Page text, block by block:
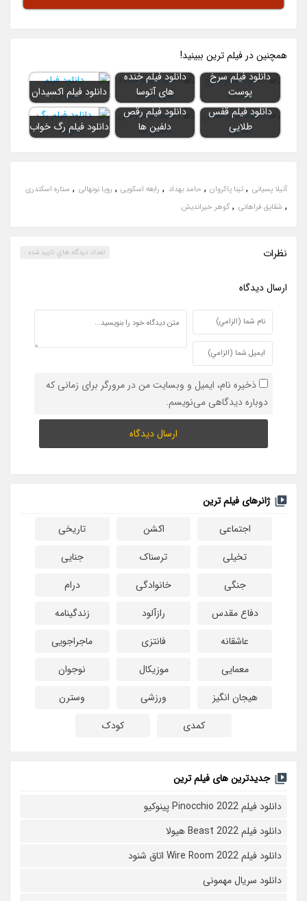
همچنين در فيلم ترين ببينيد!
دانلود فیلم سرخ
پوست
دانلود فیلم خنده
های آتوسا
دانلود فیلم اکسیدان
دانلود فیلم قفس
طلایی
دانلود فیلم رقص
دلفین ها
دانلود فیلم رگ خواب
آتیلا پسیانی , تینا پاکروان ,حامد بهداد , رابعه اسکویی , رویا نونهالی , ستاره اسکندری
, شقایق فراهانی , گوهر خیراندیش
نظرات تعداد ديدگاه هاي تاييد شده :
ارسال ديدگاه
ذخیره نام، ایمیل و وبسایت من در مرورگر برای زمانی که
دوباره دیدگاهی می‌نویسم.
ژانرهای فیلم ترین
اجتماعی
اکشن
تاریخی
تخیلی
ترسناک
جنایی
جنگی
خانوادگی
درام
دفاع مقدس
رازآلود
زندگینامه
عاشقانه
فانتزی
ماجراجویی
معمایی
موزیکال
نوجوان
هیجان انگیز
ورزشی
وسترن
کمدی
کودک
جدیدترین های فیلم ترین
دانلود فیلم Pinocchio 2022 پینوکیو
دانلود فیلم Beast 2022 هیولا
دانلود فیلم Wire Room 2022 اتاق شنود
دانلود سریال مهمونی